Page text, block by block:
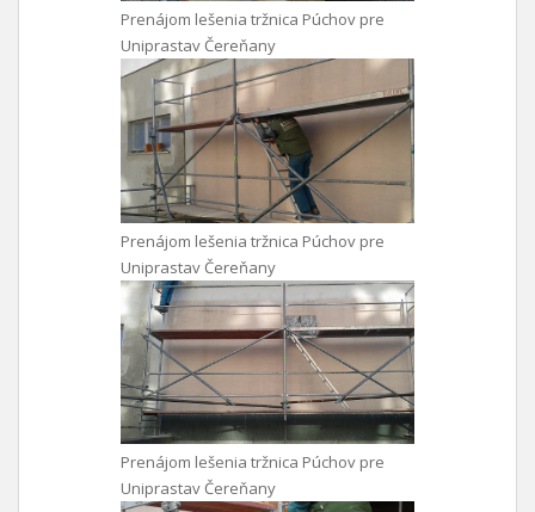
Prenájom lešenia tržnica Púchov pre
Uniprastav Čereňany
Prenájom lešenia tržnica Púchov pre
Uniprastav Čereňany
Prenájom lešenia tržnica Púchov pre
Uniprastav Čereňany